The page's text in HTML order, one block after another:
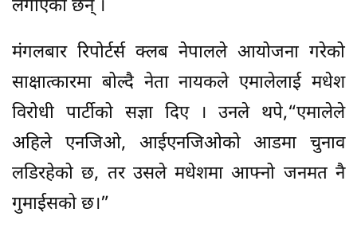
लगाएका छन् ।
मंगलबार रिपोर्टर्स क्लब नेपालले आयोजना गरेको
साक्षात्कारमा बोल्दै नेता नायकले एमालेलाई मधेश
विरोधी पार्टीको सज्ञा दिए । उनले थपे,“एमालेले
अहिले एनजिओ, आईएनजिओको आडमा चुनाव
लडिरहेको छ, तर उसले मधेशमा आफ्नो जनमत नै
गुमाईसको छ।”